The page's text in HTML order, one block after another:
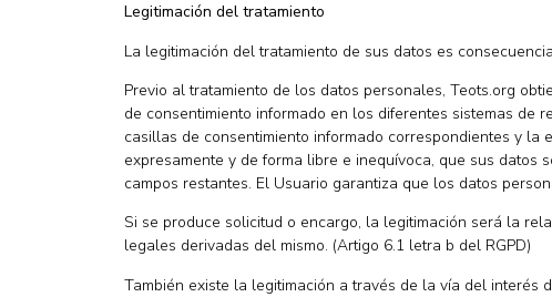
Legitimación del tratamiento
La legitimación del tratamiento de sus datos es
Previo al tratamiento de los datos personales, Teots.org
de consentimiento informado en los diferentes sistemas de
casillas de consentimiento informado correspondientes y la
expresamente y de forma libre e inequívoca, que sus
campos restantes. El Usuario garantiza que los datos
Si se produce solicitud o encargo, la legitimación será la
legales derivadas del mismo. (Artigo 6.1 letra b del RGPD)
También existe la legitimación a través de la vía del